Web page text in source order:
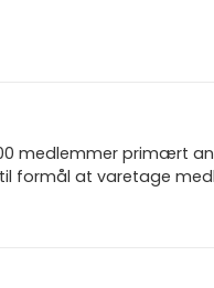
medlemmer primært
formål at varetage